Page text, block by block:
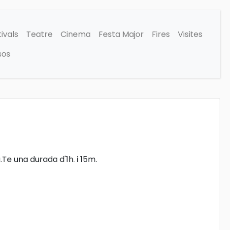
Teatre Cinema Festa Major Fires
Visites
una durada d'1h. i 15m.